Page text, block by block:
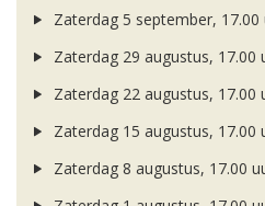
Zaterdag 5 september, 17.00
Zaterdag 29 augustus, 17.00
Zaterdag 22 augustus, 17.00
Zaterdag 15 augustus, 17.00
Zaterdag 8 augustus, 17.00